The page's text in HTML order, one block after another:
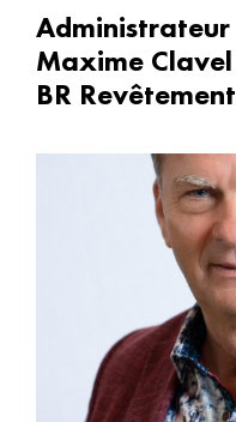
Administrateur
Maxime Clavel
BR Revêtement